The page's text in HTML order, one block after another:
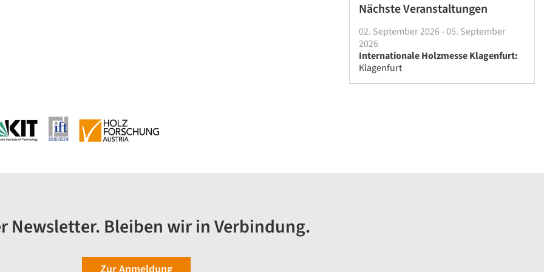
Nächste Veranstaltungen
02. September 2026 - 05. September
2026
Internationale Holzmesse Klagenfurt:
Klagenfurt
Newsletter. Bleiben wir in Verbindung.